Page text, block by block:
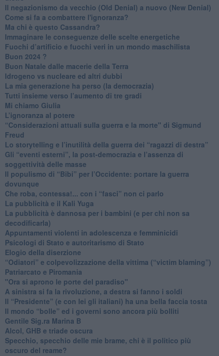
Il negazionismo da vecchio (Old Denial) a nuovo (New Denial)
Come si fa a combattere l'ignoranza?
Ma chi è questo Cassandra?
Immaginare le conseguenze delle scelte energetiche
​Fuochi d’artificio e fuochi veri in un mondo maschilista
Buon 2024 ?
​Buon Natale dalle macerie della Terra
​Idrogeno vs nucleare ed altri dubbi
​La mia generazione ha perso (la democrazia)
​Tutti insieme verso l’aumento di tre gradi
Mi chiamo Giulia
L’ignoranza al potere
​“Considerazioni attuali sulla guerra e la morte" di Sigmund
Freud
​Lo storytelling e l’inutilità della guerra dei “ragazzi di destra”
​Gli “eventi esterni”, la post-democrazia e l’assenza di
soggettività delle masse
​Il populismo di “Bibi” per l’Occidente: portare la guerra
dovunque
​Che roba, contessa!... con i “fasci” non ci parlo
La pubblicità e il Kali Yuga
​La pubblicità è dannosa per i bambini (e per chi non sa
decodificarla)
​Appuntamenti violenti in adolescenza e femminicidi
​Psicologi di Stato e autoritarismo di Stato
Elogio della diserzione
“Odiatori” e colpevolizzazione della vittima (“victim blaming”)
​Patriarcato e Piromania
"Ora si aprono le porte del paradiso"
​A sinistra si fa la rivoluzione, a destra si fanno i soldi
​Il “Presidente” (e con lei gli italiani) ha una bella faccia tosta
​Il mondo “bolle” ed i governi sono ancora più bolliti
​Gentile Sig.ra Marina B
​Alcol, GHB e triade oscura
​Specchio, specchio delle mie brame, chi è il politico più
oscuro del reame?